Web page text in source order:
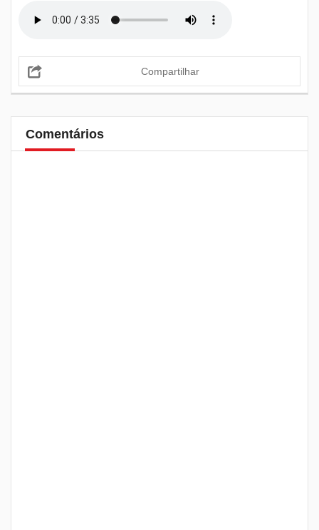
Compartilhar
Comentários